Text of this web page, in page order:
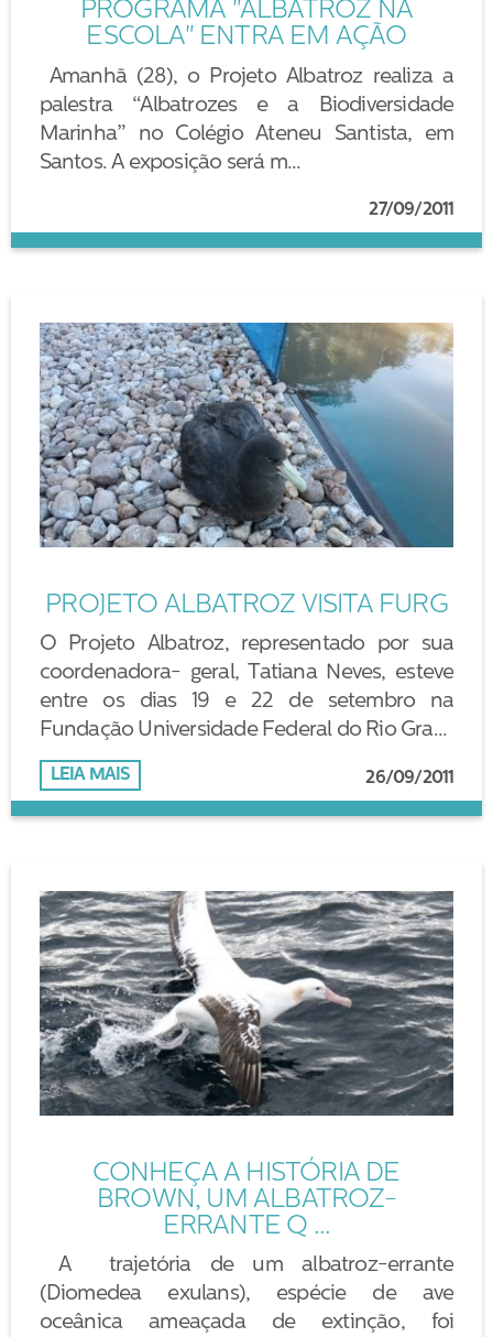
PROGRAMA "ALBATROZ NA
ESCOLA" ENTRA EM AÇÃO
Amanhã (28), o Projeto Albatroz realiza a
palestra “Albatrozes e a Biodiversidade
Marinha” no Colégio Ateneu Santista, em
Santos. A exposição será m...
27/09/2011
PROJETO ALBATROZ VISITA FURG
O Projeto Albatroz, representado por sua
coordenadora- geral, Tatiana Neves, esteve
entre os dias 19 e 22 de setembro na
Fundação Universidade Federal do Rio Gra...
26/09/2011
LEIA MAIS
CONHEÇA A HISTÓRIA DE
BROWN, UM ALBATROZ-
ERRANTE Q ...
A trajetória de um albatroz-errante
(Diomedea exulans), espécie de ave
oceânica ameaçada de extinção, foi